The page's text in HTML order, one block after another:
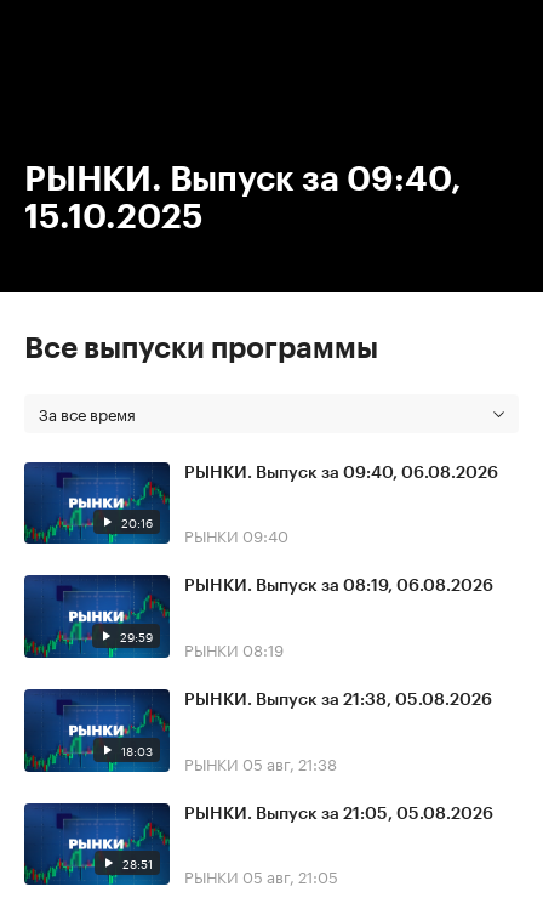
РЫНКИ. Выпуск за 09:40,
15.10.2025
Все выпуски программы
За все время
20:16
РЫНКИ. Выпуск за 09:40, 06.08.2026
РЫНКИ 09:40
29:59
РЫНКИ. Выпуск за 08:19, 06.08.2026
РЫНКИ 08:19
18:03
РЫНКИ. Выпуск за 21:38, 05.08.2026
РЫНКИ 05 авг, 21:38
28:51
РЫНКИ. Выпуск за 21:05, 05.08.2026
РЫНКИ 05 авг, 21:05